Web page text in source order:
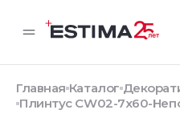
Главная Каталог
Плинтус CW02-7x60-